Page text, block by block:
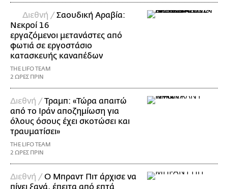
Διεθνή / Σαουδική Αραβία:
Νεκροί 16
εργαζόμενοι μετανάστες από
φωτιά σε εργοστάσιο
κατασκευής καναπέδων
THE LIFO TEAM
2 ΩΡΕΣ ΠΡΙΝ
Διεθνή / Τραμπ: «Τώρα απαιτώ
από το Ιράν αποζημίωση για
όλους όσους έχει σκοτώσει και
τραυματίσει»
THE LIFO TEAM
2 ΩΡΕΣ ΠΡΙΝ
Διεθνή / Ο Μπραντ Πιτ άρχισε να
πίνει ξανά, έπειτα από επτά